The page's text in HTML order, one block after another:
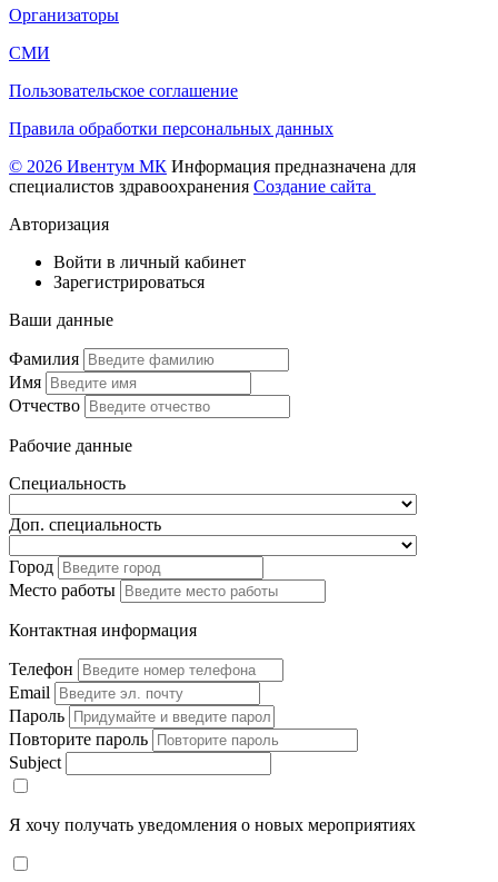
Организаторы
СМИ
Пользовательское соглашение
Правила обработки персональных данных
© 2026 Ивентум МК Информация предназначена для
специалистов здравоохранения Создание сайта
Авторизация
Войти в личный кабинет
Зарегистрироваться
Ваши данные
Фамилия
Имя
Отчество
Рабочие данные
Специальность
Доп. специальность
Город
Место работы
Контактная информация
Телефон
Email
Пароль
Повторите пароль
Subject
Я хочу получать уведомления о новых мероприятиях